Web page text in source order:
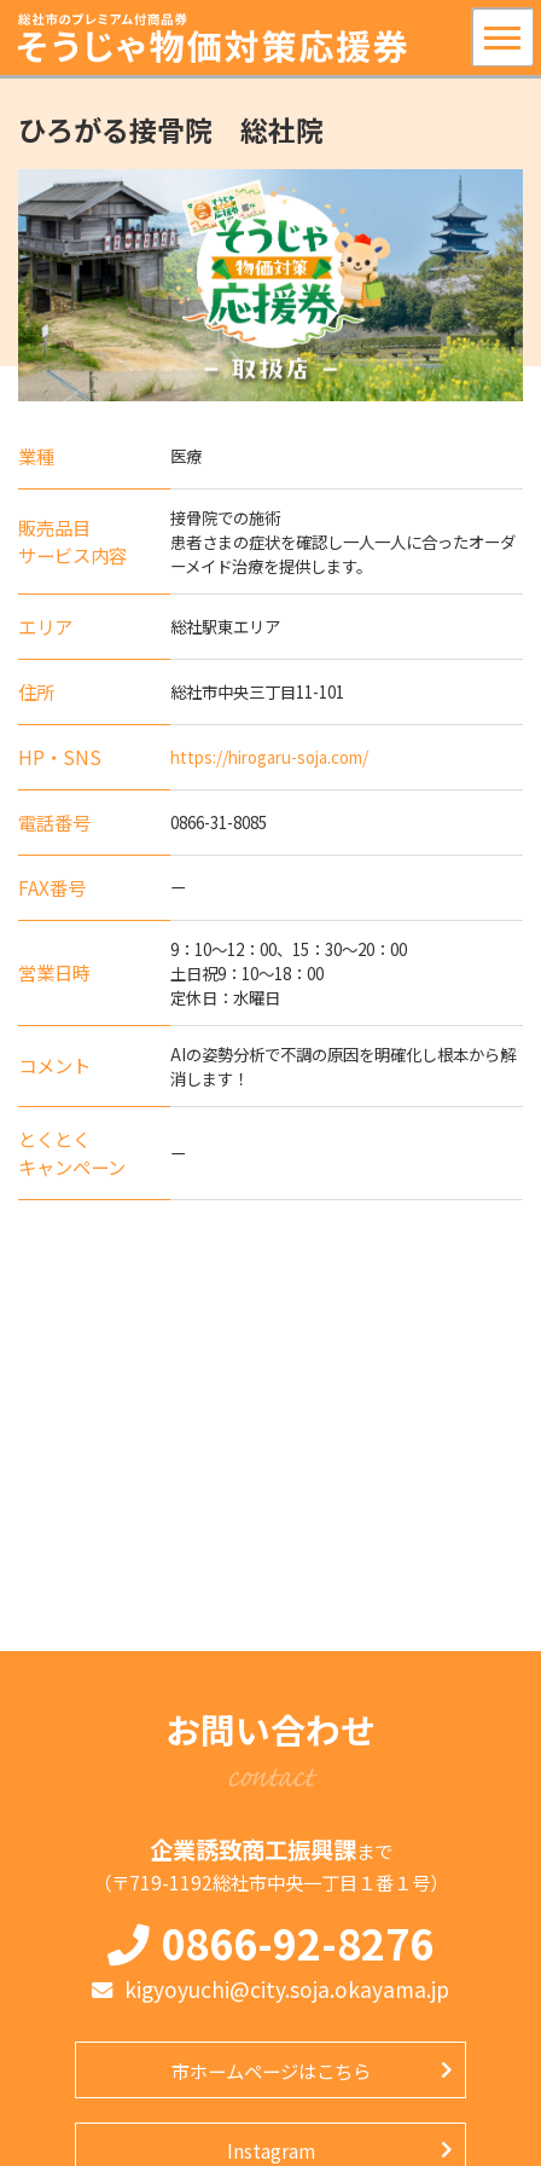
ひろがる接骨院 総社院
業種 医療
販売品目
サービス内容
接骨院での施術
患者さまの症状を確認し一人一人に合ったオーダ
ーメイド治療を提供します。
エリア 総社駅東エリア
住所 総社市中央三丁目11-101
HP・SNS https://hirogaru-soja.com/
電話番号 0866-31-8085
FAX番号 ー
営業日時
9：10～12：00、15：30～20：00
土日祝9：10～18：00
定休日：水曜日
コメント
AIの姿勢分析で不調の原因を明確化し根本から解
消します！
とくとく
キャンペーン
ー
お問い合わせ
contact
企業誘致商工振興課まで
（〒719-1192総社市中央一丁目１番１号）
0866-92-8276
kigyoyuchi@city.soja.okayama.jp
市ホームページはこちら
Instagram